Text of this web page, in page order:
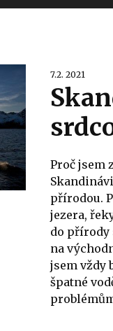
7.2. 2021
Proč jsem
přírodou.
jezera,
do přírody
na
jsem vždy
špatné